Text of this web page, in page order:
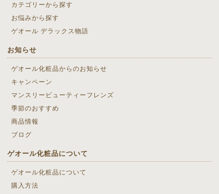
カテゴリーから探す
お悩みから探す
ゲオール デラックス物語
お知らせ
ゲオール化粧品からのお知らせ
キャンペーン
マンスリービューティーフレンズ
季節のおすすめ
商品情報
ブログ
ゲオール化粧品について
ゲオール化粧品について
購入方法